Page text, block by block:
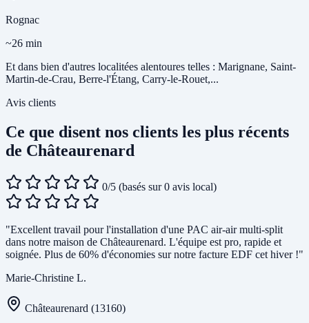
Rognac
~26 min
Et dans bien d'autres localitées alentoures telles : Marignane, Saint-
Martin-de-Crau, Berre-l'Étang, Carry-le-Rouet,...
Avis clients
Ce que disent nos clients les plus récents
de Châteaurenard
0/5 (basés sur 0 avis local)
"Excellent travail pour l'installation d'une PAC air-air multi-split
dans notre maison de Châteaurenard. L'équipe est pro, rapide et
soignée. Plus de 60% d'économies sur notre facture EDF cet hiver !"
Marie-Christine L.
Châteaurenard (13160)